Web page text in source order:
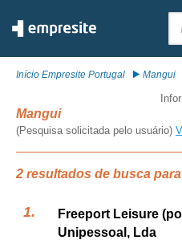
Início Empresite Portugal Mangui
Mangui
(Pesquisa solicitada pelo usuário)
2 resultados de busca
Freeport Leisure
Unipessoal, Lda